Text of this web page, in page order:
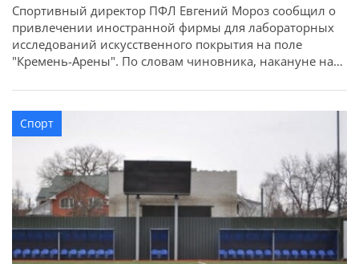
Спортивный директор ПФЛ Евгений Мороз сообщил о
привлечении иностранной фирмы для лабораторных
исследований искусственного покрытия на поле
"Кремень-Арены". По словам чиновника, накануне на
зелененькое искусственное покрытие от турецкого
производителя Ekip Grass. После этого состоялись
лабораторные исследования этого покрытия. Ими
занималась известная французская компания
"Labosport", которая протестовала не одно поле в
Европе.
Спорт